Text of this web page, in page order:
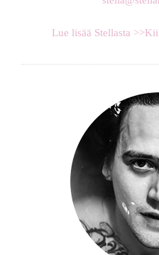
Lue lisää Stellasta >>